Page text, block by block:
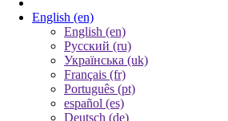
English (en)
English (en)
Русский (ru)
Українська (uk)
Français (fr)
Português (pt)
español (es)
Deutsch (de)